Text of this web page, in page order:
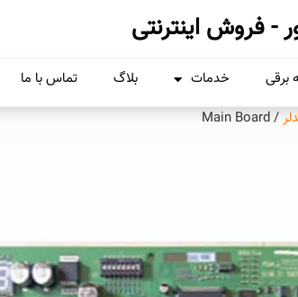
- فروش اینترنتی
برقی خدمات بلاگ
تماس با ما
/ Main Board